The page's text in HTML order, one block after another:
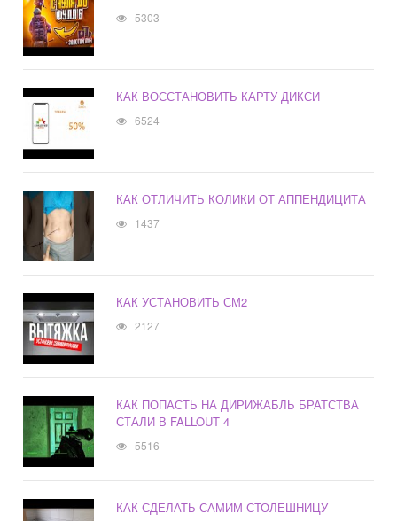
5303
КАК ВОССТАНОВИТЬ КАРТУ ДИКСИ
6524
КАК ОТЛИЧИТЬ КОЛИКИ ОТ АППЕНДИЦИТА
1437
КАК УСТАНОВИТЬ СМ2
2127
КАК ПОПАСТЬ НА ДИРИЖАБЛЬ БРАТСТВА
СТАЛИ В FALLOUT 4
5516
КАК СДЕЛАТЬ САМИМ СТОЛЕШНИЦУ